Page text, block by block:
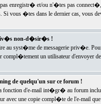
enregistr� et/ou n'�tes pas
vous �tes dans le dernier cas, vous
non-d�sir�s !
au syst�me de messagerie priv�e.
un utilisateur d'envoyer
de quelqu'un sur ce forum !
d'e-mail int�gr� au forum inclut
avec une copie compl�te de l'e-mail